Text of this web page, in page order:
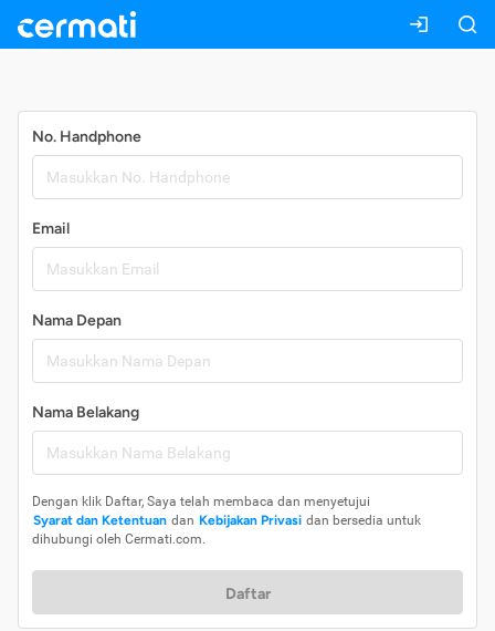
No. Handphone
Email
Nama Depan
Nama Belakang
Dengan klik Daftar, Saya telah membaca dan menyetujui
Syarat dan Ketentuan dan Kebijakan Privasi dan bersedia untuk
dihubungi oleh Cermati.com.
Daftar